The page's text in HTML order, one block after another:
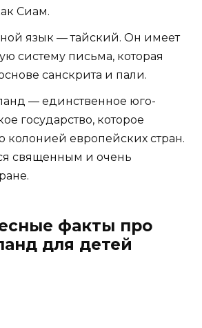
Сиам.
язык — тайский. Он имеет
систему письма, которая
санскрита и пали.
— единственное юго-
государство, которое
колонией европейских стран.
священным и очень
факты про
для детей